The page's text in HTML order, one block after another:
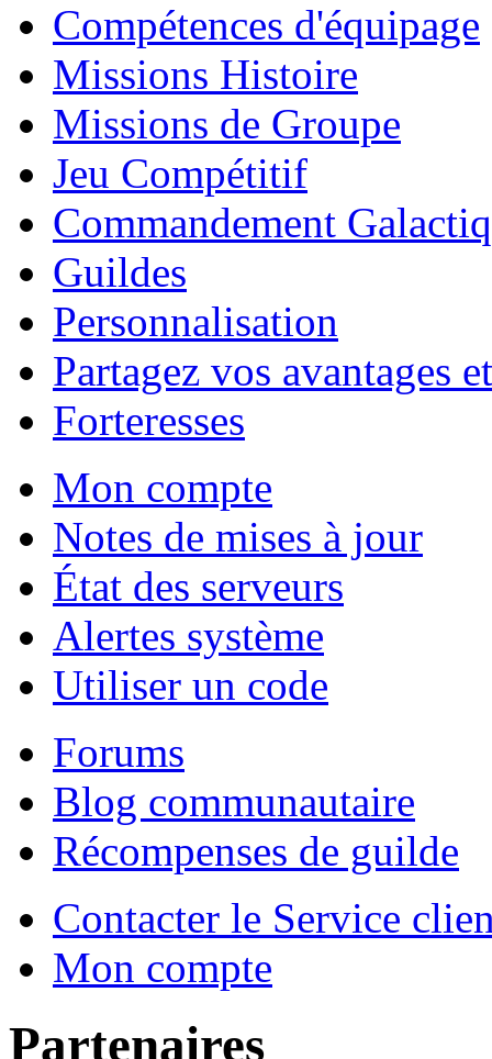
Compétences d'équipage
Missions Histoire
Missions de Groupe
Jeu Compétitif
Commandement
Guildes
Personnalisation
Partagez vos avantages
Forteresses
Mon compte
Notes de mises à jour
État des serveurs
Alertes système
Utiliser un code
Forums
Blog communautaire
Récompenses de guilde
Contacter le Service
Mon compte
Partenaires